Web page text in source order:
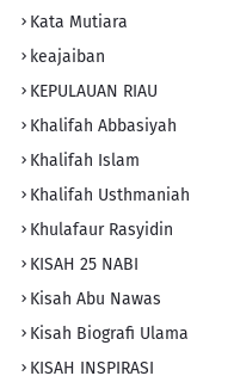
Kata Mutiara
keajaiban
KEPULAUAN RIAU
Khalifah Abbasiyah
Khalifah Islam
Khalifah Usthmaniah
Khulafaur Rasyidin
KISAH 25 NABI
Kisah Abu Nawas
Kisah Biografi Ulama
KISAH INSPIRASI